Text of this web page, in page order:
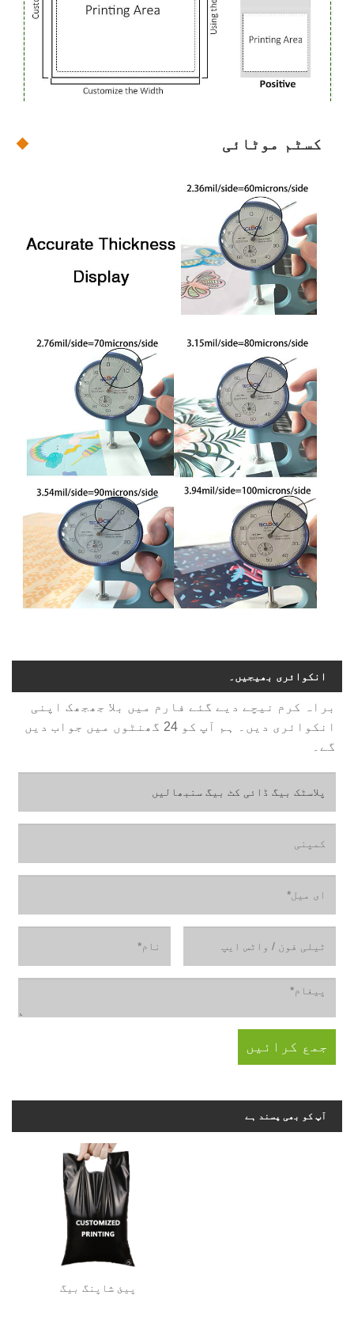
کسٹم موٹائی
انکوائری بھیجیں۔
براہ کرم نیچے دیے گئے فارم میں بلا جھجھک اپنی
انکوائری دیں۔ ہم آپ کو 24 گھنٹوں میں جواب دیں
گے۔
آپ کو بھی پسند ہے
پیئ شاپنگ بیگ